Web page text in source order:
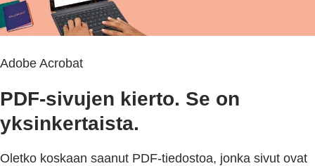
Adobe Acrobat
PDF-sivujen kierto. Se on
yksinkertaista.
Oletko koskaan saanut PDF-tiedostoa, jonka sivut ovat